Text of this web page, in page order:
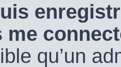
me
qu’un